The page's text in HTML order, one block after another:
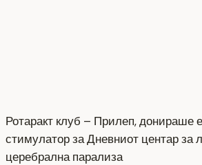
Ротаракт клуб – Прилеп, донираше
стимулатор за Дневниот центар за
церебрална парализа